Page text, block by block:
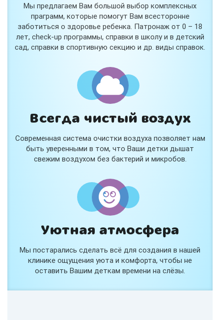
Мы предлагаем Вам большой выбор комплексных
праграмм, которые помогут Вам всесторонне
заботиться о здоровье ребенка. Патронаж от 0 – 18
лет, check-up программы, справки в школу и в детский
сад, справки в спортивную секцию и др. виды справок.
Всегда чистый воздух
Современная система очистки воздуха позволяет нам
быть уверенными в том, что Ваши детки дышат
свежим воздухом без бактерий и микробов.
Уютная атмосфера
Мы постарались сделать всё для создания в нашей
клинике ощущения уюта и комфорта, чтобы не
оставить Вашим деткам времени на слёзы.